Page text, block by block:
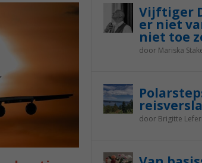
Vijftiger
er niet
niet toe
door Mariska
door Brigitte